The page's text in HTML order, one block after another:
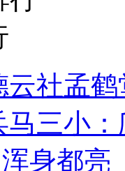
云社孟
三小
身都亮